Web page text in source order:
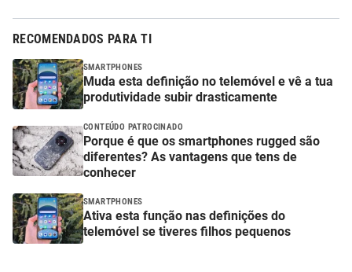
RECOMENDADOS PARA TI
SMARTPHONES
Muda esta definição no telemóvel e vê a tua
produtividade subir drasticamente
CONTEÚDO PATROCINADO
Porque é que os smartphones rugged são
diferentes? As vantagens que tens de
conhecer
SMARTPHONES
Ativa esta função nas definições do
telemóvel se tiveres filhos pequenos